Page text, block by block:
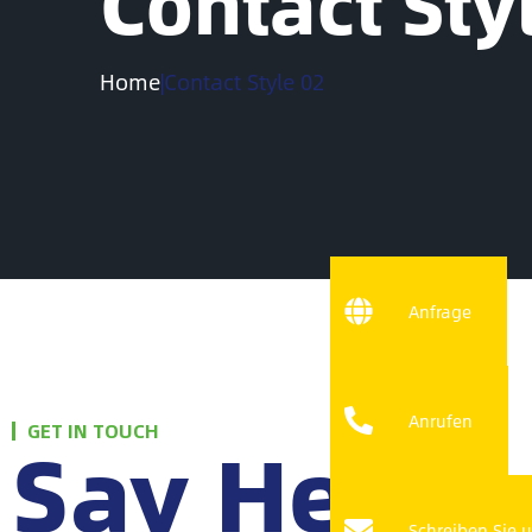
Home|Contact Style 02
GET IN TOUCH
Say Hello:
Anfrage
Anrufen